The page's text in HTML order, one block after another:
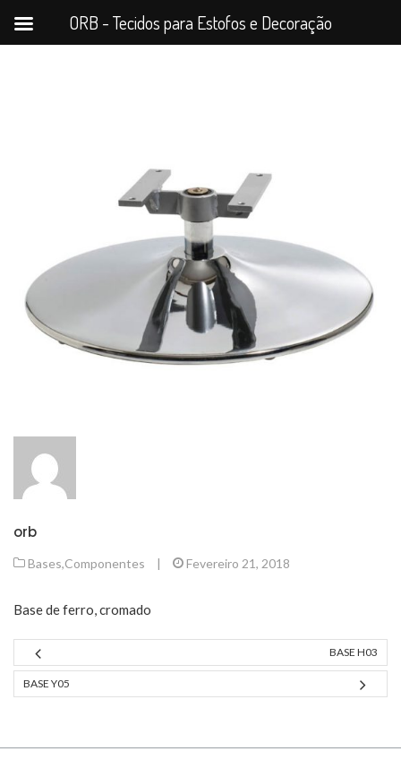
orb
Bases,Componentes | Fevereiro 21, 2018
Base de ferro, cromado
BASE H03
BASE Y05
ORB - Tecidos para Estofos e Decoração